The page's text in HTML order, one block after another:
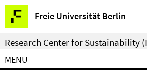
Springe
direkt
zu
Inhalt
Freie Universität Berlin
Service
Navigation
Research Center for Sustainability
MENU